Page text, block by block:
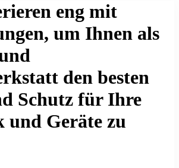
eng mit
um Ihnen als
den besten
Schutz für Ihre
Geräte zu